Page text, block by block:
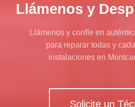
Llámenos y
Llámenos y confíe en
para reparar todas y
instalaciones en
Solicite un